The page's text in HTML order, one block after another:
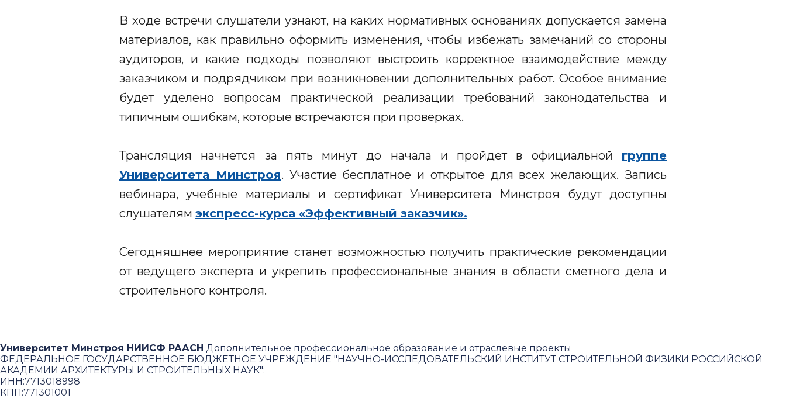
В ходе встречи слушатели узнают, на каких нормативных основаниях допускается замена
материалов, как правильно оформить изменения, чтобы избежать замечаний со стороны
аудиторов, и какие подходы позволяют выстроить корректное взаимодействие между
заказчиком и подрядчиком при возникновении дополнительных работ. Особое внимание
будет уделено вопросам практической реализации требований законодательства и
типичным ошибкам, которые встречаются при проверках.
Трансляция начнется за пять минут до начала и пройдет в официальной группе
Университета Минстроя. Участие бесплатное и открытое для всех желающих. Запись
вебинара, учебные материалы и сертификат Университета Минстроя будут доступны
слушателям экспресс-курса «Эффективный заказчик».
Сегодняшнее мероприятие станет возможностью получить практические рекомендации
от ведущего эксперта и укрепить профессиональные знания в области сметного дела и
строительного контроля.
Университет Минстроя НИИСФ РААСН Дополнительное профессиональное образование и отраслевые проекты
ФЕДЕРАЛЬНОЕ ГОСУДАРСТВЕННОЕ БЮДЖЕТНОЕ УЧРЕЖДЕНИЕ "НАУЧНО-ИССЛЕДОВАТЕЛЬСКИЙ ИНСТИТУТ СТРОИТЕЛЬНОЙ ФИЗИКИ РОССИЙСКОЙ
АКАДЕМИИ АРХИТЕКТУРЫ И СТРОИТЕЛЬНЫХ НАУК":
ИНН:7713018998
КПП:771301001